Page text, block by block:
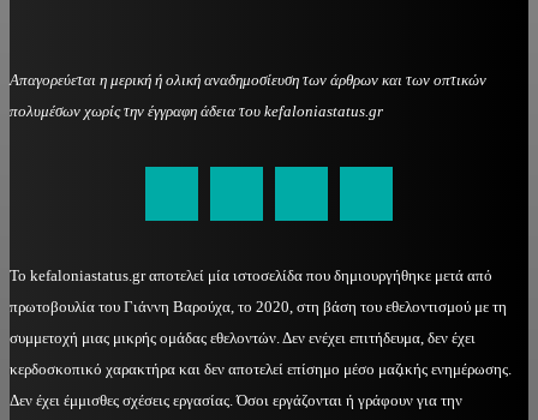
Απαγορεύεται η μερική ή ολική αναδημοσίευση των άρθρων και των οπτικών
πολυμέσων χωρίς την έγγραφη άδεια του kefaloniastatus.gr
Το kefaloniastatus.gr αποτελεί μία ιστοσελίδα που δημιουργήθηκε μετά από
πρωτοβουλία του Γιάννη Βαρούχα, το 2020, στη βάση του εθελοντισμού με τη
συμμετοχή μιας μικρής ομάδας εθελοντών. Δεν ενέχει επιτήδευμα, δεν έχει
κερδοσκοπικό χαρακτήρα και δεν αποτελεί επίσημο μέσο μαζικής ενημέρωσης.
Δεν έχει έμμισθες σχέσεις εργασίας. Όσοι εργάζονται ή γράφουν για την